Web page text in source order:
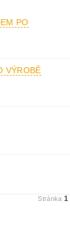
PO
VÝROBĚ
Stránka1